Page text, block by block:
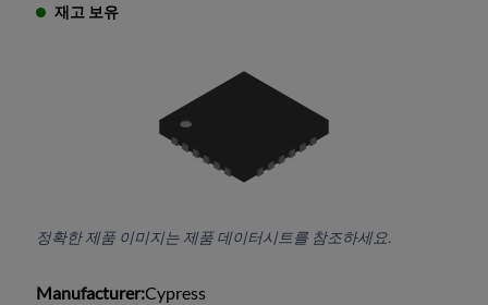
재고 보유
정확한 제품 이미지는 제품 데이터시트를 참조하세요.
Manufacturer:Cypress